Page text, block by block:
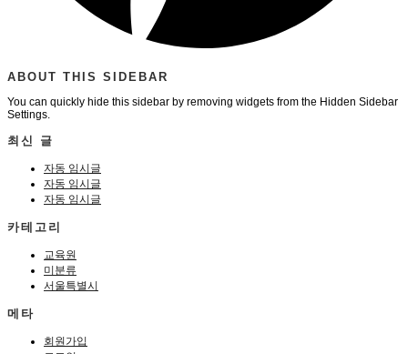
ABOUT THIS SIDEBAR
You can quickly hide this sidebar by removing widgets from the Hidden Sidebar
Settings.
최신 글
자동 임시글
자동 임시글
자동 임시글
카테고리
교육원
미분류
서울특별시
메타
회원가입